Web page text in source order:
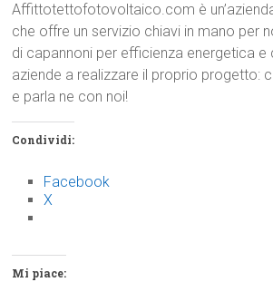
Affittotettofotovoltaico.com è
che offre un servizio chiavi in mano per
di capannoni per efficienza energetica e
aziende a realizzare il proprio progetto:
e parla ne con noi!
Condividi:
Facebook
X
Mi piace: